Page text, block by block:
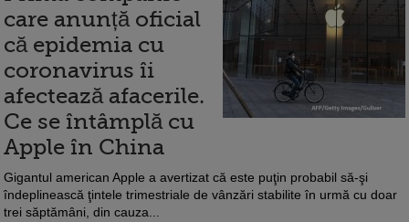
care anunță oficial
că epidemia cu
coronavirus îi
afectează afacerile.
Ce se întâmplă cu
Apple în China
Gigantul american Apple a avertizat că este puţin probabil să-şi
îndeplinească ţintele trimestriale de vânzări stabilite în urmă cu doar
trei săptămâni, din cauza...